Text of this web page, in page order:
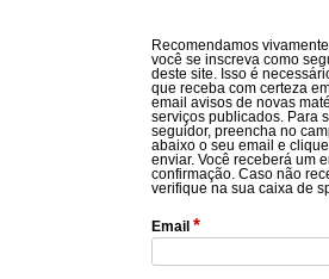
Recomendamos
você se inscreva como
deste site. Isso é
que receba com certeza
email avisos de novas
serviços publicados. Para
seguidor, preencha no
abaixo o seu email e
enviar. Você receberá um
confirmação. Caso não
verifique na sua caixa de
Email *